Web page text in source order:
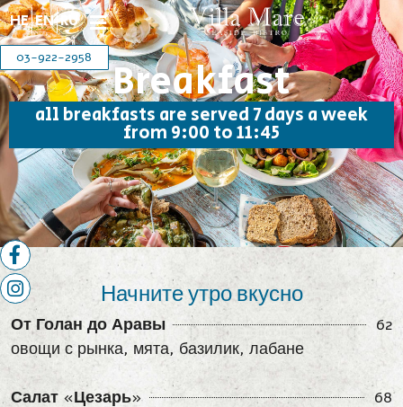
HE EN RU
03-922-2958 Breakfast
all breakfasts are served 7 days a week
from 9:00 to 11:45
הבית»עמוד הבית רוסית וילה מארה»עמוד ארוחת
בוקר רוסית
Начните утро вкусно
От Голан до Аравы
62
овощи с рынка, мята, базилик, лабане
Салат «Цезарь»
68